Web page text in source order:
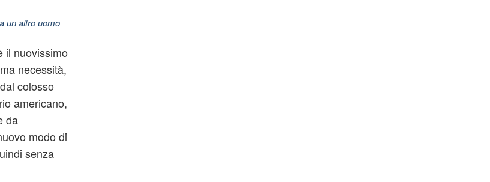
un altro uomo
il nuovissimo
necessità,
colosso
americano,
da
modo di
senza